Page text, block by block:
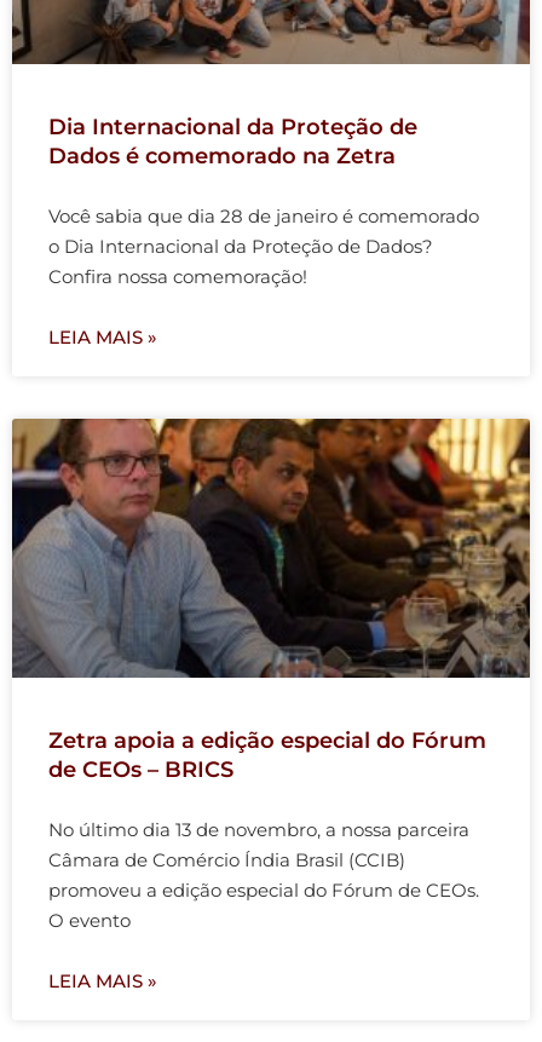
Dia Internacional da Proteção de
Dados é comemorado na Zetra
Você sabia que dia 28 de janeiro é comemorado
o Dia Internacional da Proteção de Dados?
Confira nossa comemoração!
LEIA MAIS »
Zetra apoia a edição especial do Fórum
de CEOs – BRICS
No último dia 13 de novembro, a nossa parceira
Câmara de Comércio Índia Brasil (CCIB)
promoveu a edição especial do Fórum de CEOs.
O evento
LEIA MAIS »